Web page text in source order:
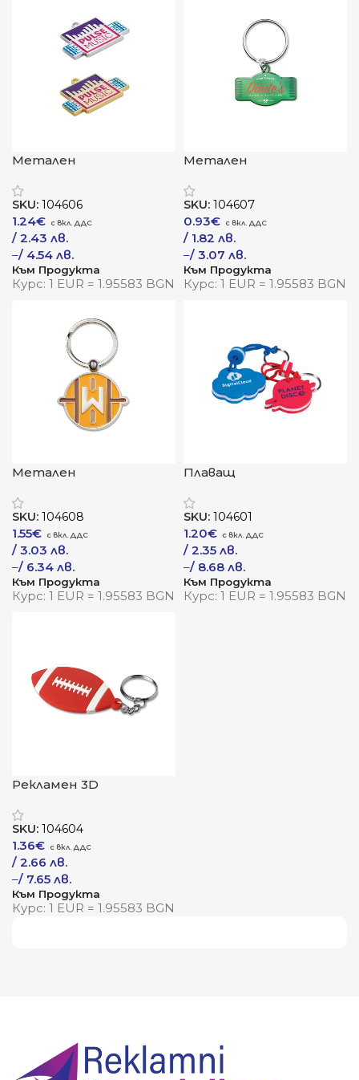
Метален
„Металик“
SKU: 104606
1.24€
/ 2.43 лв.
–/ 4.54 лв.
Към Продукта
Курс: 1 EUR = 1.95583 BGN
Метален
„Облик“
SKU: 104607
0.93€
/ 1.82 лв.
–/ 3.07 лв.
Към Продукта
Курс: 1 EUR = 1.95583 BGN
Метален
SKU: 104608
1.55€
/ 3.03 лв.
–/ 6.34 лв.
Към Продукта
Курс: 1 EUR = 1.95583 BGN
Плаващ
„Плавец“
SKU: 104601
1.20€
/ 2.35 лв.
–/ 8.68 лв.
Към Продукта
Курс: 1 EUR = 1.95583 BGN
Рекламен 3D
SKU: 104604
1.36€
/ 2.66 лв.
–/ 7.65 лв.
Към Продукта
Курс: 1 EUR = 1.95583 BGN